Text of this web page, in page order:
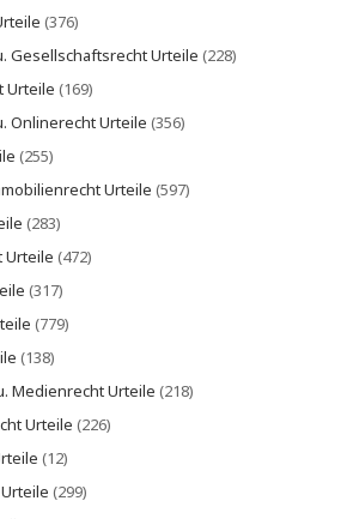
(376)
Gesellschaftsrecht Urteile (228)
Urteile (169)
Onlinerecht Urteile (356)
(255)
Urteile (597)
(283)
Urteile (472)
(317)
(779)
(138)
Medienrecht Urteile (218)
Urteile (226)
(12)
(299)